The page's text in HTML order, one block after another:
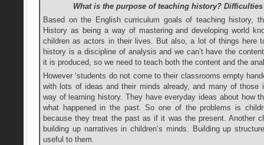
What is the purpose of teaching history?
Based on the English curriculum goals of teaching history,
History as being a way of mastering and developing world
children as actors in their lives. But also, a lot of things here
history is a discipline of analysis and we can’t have the
it is produced, so we need to teach both the content and the
However ‘students do not come to their classrooms empty
with lots of ideas and their minds already, and many of those
way of learning history. They have everyday ideas about how
what happened in the past. So one of the problems is
because they treat the past as if it was the present. Another
building up narratives in children’s minds. Building up
useful to them.